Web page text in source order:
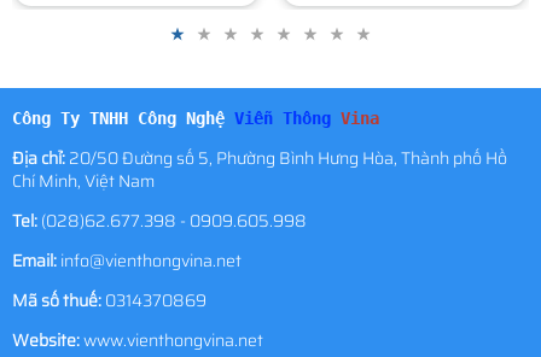
Công Ty TNHH Công Nghệ Viễn Thông Vina
Địa chỉ:20/50 Đường số 5, Phường Bình Hưng Hòa, Thành phố Hồ
Chí Minh, Việt Nam
Tel:(028)62.677.398 - 0909.605.998
Email:info@vienthongvina.net
Mã số thuế:0314370869
Website:www.vienthongvina.net